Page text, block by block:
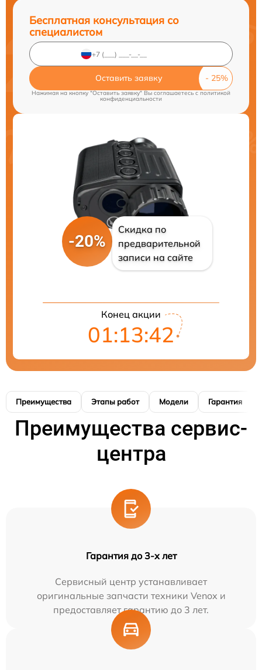
Бесплатная консультация со
специалистом
Оставить заявку
Нажимая на кнопку "Оставить заявку" Вы соглашаетесь cполитикой
конфиденциальности
-20%
Скидка по
предварительной
записи на сайте
Конец акции
01:13:41
Преимущества Этапы работ Модели Гарантия
Преимущества сервис-
центра
Гарантия до 3-х лет
Сервисный центр устанавливает
оригинальные запчасти техники Venox и
предоставляет гарантию до 3 лет.